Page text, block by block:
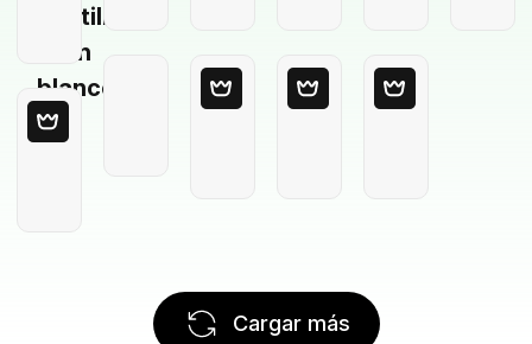
Plantilla
en
blanco
Cargar más